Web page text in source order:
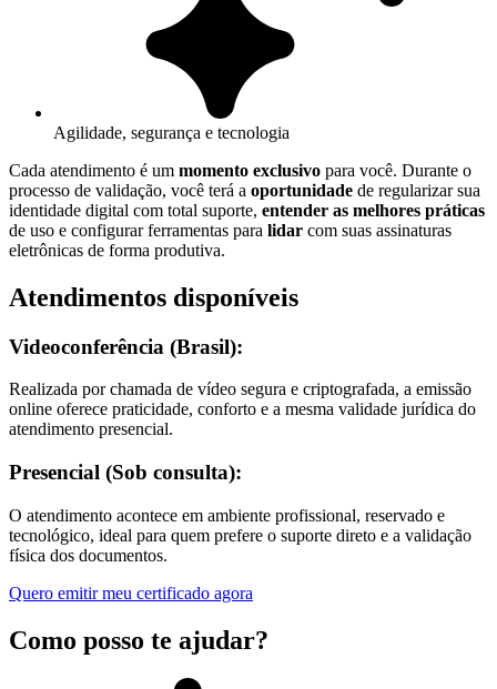
Agilidade, segurança e tecnologia
Cada atendimento é um momento exclusivo para você. Durante o
processo de validação, você terá a oportunidade de regularizar sua
identidade digital com total suporte, entender as melhores práticas
de uso e configurar ferramentas para lidar com suas assinaturas
eletrônicas de forma produtiva.
Atendimentos disponíveis
Videoconferência (Brasil):
Realizada por chamada de vídeo segura e criptografada, a emissão
online oferece praticidade, conforto e a mesma validade jurídica do
atendimento presencial.
Presencial (Sob consulta):
O atendimento acontece em ambiente profissional, reservado e
tecnológico, ideal para quem prefere o suporte direto e a validação
física dos documentos.
Quero emitir meu certificado agora
Como posso te ajudar?